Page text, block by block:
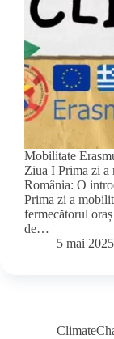
Mobilitate
Ziua I Prima zi a
România: O
Prima zi a
fermecătorul
de…
5 mai 2025